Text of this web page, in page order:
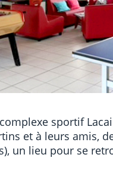
sportif
et à leurs amis,
un lieu pour se